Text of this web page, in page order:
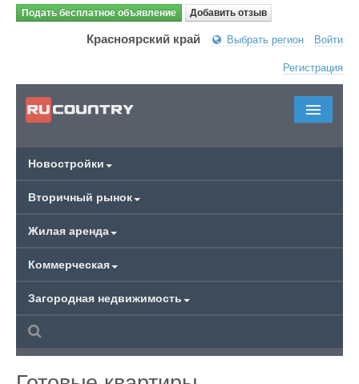
Подать бесплатное объявление Добавить отзыв
Красноярский край Выбрать регион Войти
Регистрация
Новостройки
Вторичный рынок
Жилая аренда
Коммерческая
Загородная недвижимость